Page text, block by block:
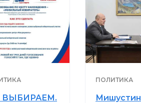
ПОЛИТИКА
Мишустин